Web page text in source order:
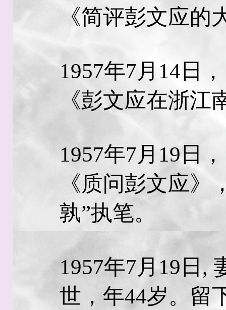
《简评彭文应的
1957年7月14日
《彭文应在浙
1957年7月19日
《质问彭文应》
孰”执笔。
1957年7月19日,
世，年44岁。留